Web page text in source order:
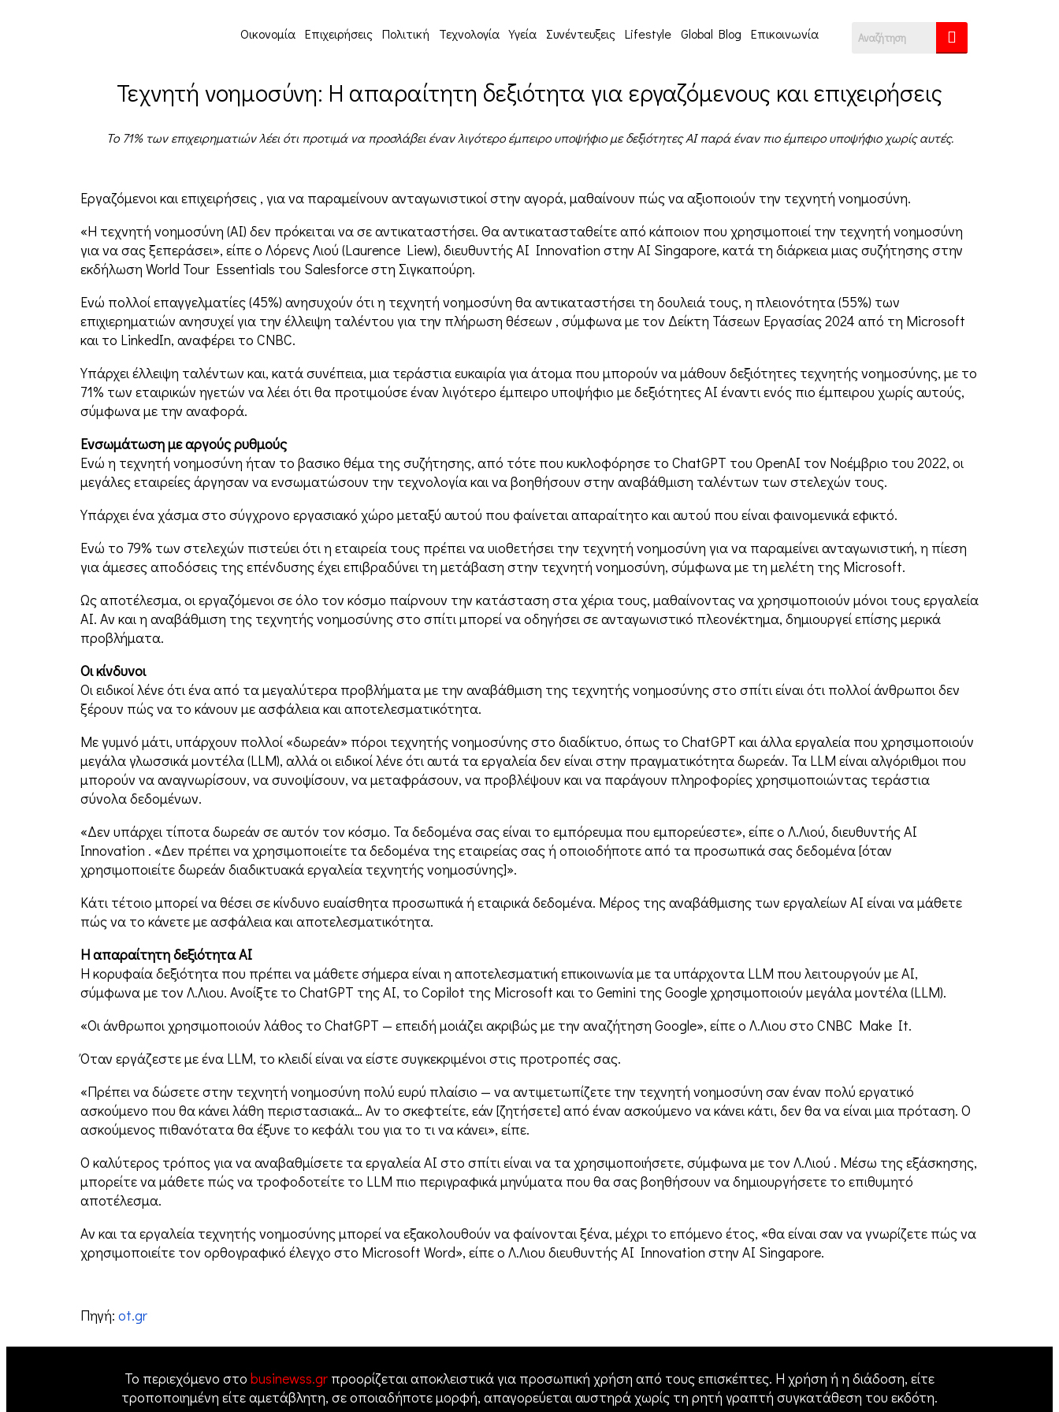
Οικονομία Επιχειρήσεις Πολιτική Τεχνολογία Υγεία Συνέντευξεις Lifestyle Global Blog Επικοινωνία
Τεχνητή νοημοσύνη: Η απαραίτητη δεξιότητα για εργαζόμενους και επιχειρήσεις
Το 71% των επιχειρηματιών λέει ότι προτιμά να προσλάβει έναν λιγότερο έμπειρο υποψήφιο με δεξιότητες AI παρά έναν πιο έμπειρο υποψήφιο χωρίς αυτές.
Eργαζόμενοι και επιχειρήσεις , για να παραμείνουν ανταγωνιστικοί στην αγορά, μαθαίνουν πώς να αξιοποιούν την τεχνητή νοημοσύνη.
«Η τεχνητή νοημοσύνη (AI) δεν πρόκειται να σε αντικαταστήσει. Θα αντικατασταθείτε από κάποιον που χρησιμοποιεί την τεχνητή νοημοσύνη
για να σας ξεπεράσει», είπε ο Λόρενς Λιού (Laurence Liew), διευθυντής AI Innovation στην AI Singapore, κατά τη διάρκεια μιας συζήτησης στην
εκδήλωση World Tour Essentials του Salesforce στη Σιγκαπούρη.
Ενώ πολλοί επαγγελματίες (45%) ανησυχούν ότι η τεχνητή νοημοσύνη θα αντικαταστήσει τη δουλειά τους, η πλειονότητα (55%) των
επιχιερηματιών ανησυχεί για την έλλειψη ταλέντου για την πλήρωση θέσεων , σύμφωνα με τον Δείκτη Τάσεων Εργασίας 2024 από τη Microsoft
και το LinkedIn, αναφέρει το CNBC.
Υπάρχει έλλειψη ταλέντων και, κατά συνέπεια, μια τεράστια ευκαιρία για άτομα που μπορούν να μάθουν δεξιότητες τεχνητής νοημοσύνης, με το
71% των εταιρικών ηγετών να λέει ότι θα προτιμούσε έναν λιγότερο έμπειρο υποψήφιο με δεξιότητες AI έναντι ενός πιο έμπειρου χωρίς αυτούς,
σύμφωνα με την αναφορά.
Ενσωμάτωση με αργούς ρυθμούς
Ενώ η τεχνητή νοημοσύνη ήταν το βασικο θέμα της συζήτησης, από τότε που κυκλοφόρησε το ChatGPT του OpenAI τον Νοέμβριο του 2022, οι
μεγάλες εταιρείες άργησαν να ενσωματώσουν την τεχνολογία και να βοηθήσουν στην αναβάθμιση ταλέντων των στελεχών τους.
Υπάρχει ένα χάσμα στο σύγχρονο εργασιακό χώρο μεταξύ αυτού που φαίνεται απαραίτητο και αυτού που είναι φαινομενικά εφικτό.
Ενώ το 79% των στελεχών πιστεύει ότι η εταιρεία τους πρέπει να υιοθετήσει την τεχνητή νοημοσύνη για να παραμείνει ανταγωνιστική, η πίεση
για άμεσες αποδόσεις της επένδυσης έχει επιβραδύνει τη μετάβαση στην τεχνητή νοημοσύνη, σύμφωνα με τη μελέτη της Microsoft.
Ως αποτέλεσμα, οι εργαζόμενοι σε όλο τον κόσμο παίρνουν την κατάσταση στα χέρια τους, μαθαίνοντας να χρησιμοποιούν μόνοι τους εργαλεία
AI. Αν και η αναβάθμιση της τεχνητής νοημοσύνης στο σπίτι μπορεί να οδηγήσει σε ανταγωνιστικό πλεονέκτημα, δημιουργεί επίσης μερικά
προβλήματα.
Οι κίνδυνοι
Οι ειδικοί λένε ότι ένα από τα μεγαλύτερα προβλήματα με την αναβάθμιση της τεχνητής νοημοσύνης στο σπίτι είναι ότι πολλοί άνθρωποι δεν
ξέρουν πώς να το κάνουν με ασφάλεια και αποτελεσματικότητα.
Με γυμνό μάτι, υπάρχουν πολλοί «δωρεάν» πόροι τεχνητής νοημοσύνης στο διαδίκτυο, όπως το ChatGPT και άλλα εργαλεία που χρησιμοποιούν
μεγάλα γλωσσικά μοντέλα (LLM), αλλά οι ειδικοί λένε ότι αυτά τα εργαλεία δεν είναι στην πραγματικότητα δωρεάν. Τα LLM είναι αλγόριθμοι που
μπορούν να αναγνωρίσουν, να συνοψίσουν, να μεταφράσουν, να προβλέψουν και να παράγουν πληροφορίες χρησιμοποιώντας τεράστια
σύνολα δεδομένων.
«Δεν υπάρχει τίποτα δωρεάν σε αυτόν τον κόσμο. Τα δεδομένα σας είναι το εμπόρευμα που εμπορεύεστε», είπε ο Λ.Λιού, διευθυντής AI
Innovation . «Δεν πρέπει να χρησιμοποιείτε τα δεδομένα της εταιρείας σας ή οποιοδήποτε από τα προσωπικά σας δεδομένα [όταν
χρησιμοποιείτε δωρεάν διαδικτυακά εργαλεία τεχνητής νοημοσύνης]».
Κάτι τέτοιο μπορεί να θέσει σε κίνδυνο ευαίσθητα προσωπικά ή εταιρικά δεδομένα. Μέρος της αναβάθμισης των εργαλείων AI είναι να μάθετε
πώς να το κάνετε με ασφάλεια και αποτελεσματικότητα.
Η απαραίτητη δεξιότητα AI
Η κορυφαία δεξιότητα που πρέπει να μάθετε σήμερα είναι η αποτελεσματική επικοινωνία με τα υπάρχοντα LLM που λειτουργούν με AI,
σύμφωνα με τον Λ.Λιου. Ανοίξτε το ChatGPT της AI, το Copilot της Microsoft και το Gemini της Google χρησιμοποιούν μεγάλα μοντέλα (LLM).
«Οι άνθρωποι χρησιμοποιούν λάθος το ChatGPT — επειδή μοιάζει ακριβώς με την αναζήτηση Google», είπε ο Λ.Λιου στο CNBC Make It.
Όταν εργάζεστε με ένα LLM, το κλειδί είναι να είστε συγκεκριμένοι στις προτροπές σας.
«Πρέπει να δώσετε στην τεχνητή νοημοσύνη πολύ ευρύ πλαίσιο — να αντιμετωπίζετε την τεχνητή νοημοσύνη σαν έναν πολύ εργατικό
ασκούμενο που θα κάνει λάθη περιστασιακά… Αν το σκεφτείτε, εάν [ζητήσετε] από έναν ασκούμενο να κάνει κάτι, δεν θα να είναι μια πρόταση. Ο
ασκούμενος πιθανότατα θα έξυνε το κεφάλι του για το τι να κάνει», είπε.
Ο καλύτερος τρόπος για να αναβαθμίσετε τα εργαλεία AI στο σπίτι είναι να τα χρησιμοποιήσετε, σύμφωνα με τον Λ.Λιού . Μέσω της εξάσκησης,
μπορείτε να μάθετε πώς να τροφοδοτείτε το LLM πιο περιγραφικά μηνύματα που θα σας βοηθήσουν να δημιουργήσετε το επιθυμητό
αποτέλεσμα.
Αν και τα εργαλεία τεχνητής νοημοσύνης μπορεί να εξακολουθούν να φαίνονται ξένα, μέχρι το επόμενο έτος, «θα είναι σαν να γνωρίζετε πώς να
χρησιμοποιείτε τον ορθογραφικό έλεγχο στο Microsoft Word», είπε ο Λ.Λιου διευθυντής AI Innovation στην AI Singapore.
Πηγή: ot.gr
Το περιεχόμενο στο businewss.gr προορίζεται αποκλειστικά για προσωπική χρήση από τους επισκέπτες. Η χρήση ή η διάδοση, είτε
τροποποιημένη είτε αμετάβλητη, σε οποιαδήποτε μορφή, απαγορεύεται αυστηρά χωρίς τη ρητή γραπτή συγκατάθεση του εκδότη.